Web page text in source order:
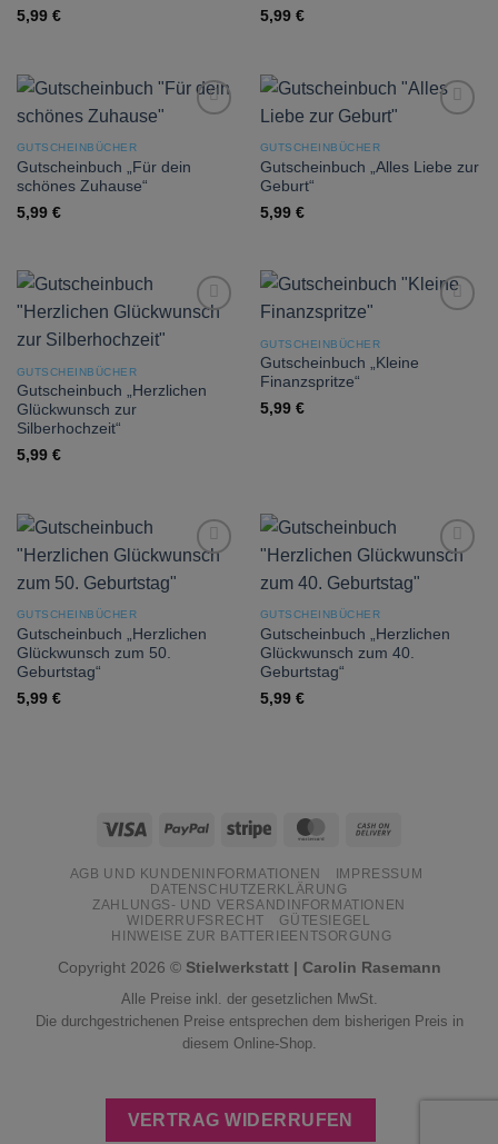
5,99 €
5,99 €
GUTSCHEINBÜCHER
Gutscheinbuch „Für dein
schönes Zuhause“
5,99 €
GUTSCHEINBÜCHER
Gutscheinbuch „Alles Liebe zur
Geburt“
5,99 €
GUTSCHEINBÜCHER
Gutscheinbuch „Herzlichen
Glückwunsch zur
Silberhochzeit“
5,99 €
GUTSCHEINBÜCHER
Gutscheinbuch „Kleine
Finanzspritze“
5,99 €
GUTSCHEINBÜCHER
Gutscheinbuch „Herzlichen
Glückwunsch zum 50.
Geburtstag“
5,99 €
GUTSCHEINBÜCHER
Gutscheinbuch „Herzlichen
Glückwunsch zum 40.
Geburtstag“
5,99 €
Visa PayPal Stripe MasterCard
Delivery
AGB UND KUNDENINFORMATIONEN
IMPRESSUM
DATENSCHUTZERKLÄRUNG
ZAHLUNGS- UND VERSANDINFORMATIONEN
WIDERRUFSRECHT
GÜTESIEGEL
HINWEISE ZUR BATTERIEENTSORGUNG
Copyright 2026 © Stielwerkstatt | Carolin Rasemann
Alle Preise inkl. der gesetzlichen MwSt.
Die durchgestrichenen Preise entsprechen dem bisherigen Preis in
diesem Online-Shop.
VERTRAG WIDERRUFEN